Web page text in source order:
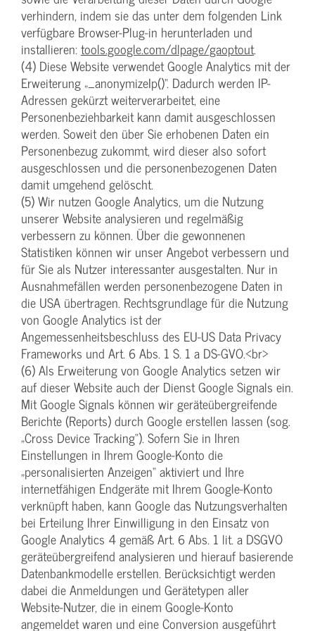
verhindern, indem sie das unter dem folgenden Link
verfügbare Browser-Plug-in herunterladen und
installieren: tools.google.com/dlpage/gaoptout.
(4) Diese Website verwendet Google Analytics mit der
Erweiterung „_anonymizeIp()“. Dadurch werden IP-
Adressen gekürzt weiterverarbeitet, eine
Personenbeziehbarkeit kann damit ausgeschlossen
werden. Soweit den über Sie erhobenen Daten ein
Personenbezug zukommt, wird dieser also sofort
ausgeschlossen und die personenbezogenen Daten
damit umgehend gelöscht.
(5) Wir nutzen Google Analytics, um die Nutzung
unserer Website analysieren und regelmäßig
verbessern zu können. Über die gewonnenen
Statistiken können wir unser Angebot verbessern und
für Sie als Nutzer interessanter ausgestalten. Nur in
Ausnahmefällen werden personenbezogene Daten in
die USA übertragen. Rechtsgrundlage für die Nutzung
von Google Analytics ist der
Angemessenheitsbeschluss des EU-US Data Privacy
Frameworks und Art. 6 Abs. 1 S. 1 a DS-GVO.<br>
(6) Als Erweiterung von Google Analytics setzen wir
auf dieser Website auch der Dienst Google Signals ein.
Mit Google Signals können wir geräteübergreifende
Berichte (Reports) durch Google erstellen lassen (sog.
„Cross Device Tracking“). Sofern Sie in Ihren
Einstellungen in Ihrem Google-Konto die
„personalisierten Anzeigen“ aktiviert und Ihre
internetfähigen Endgeräte mit Ihrem Google-Konto
verknüpft haben, kann Google das Nutzungsverhalten
bei Erteilung Ihrer Einwilligung in den Einsatz von
Google Analytics 4 gemäß Art. 6 Abs. 1 lit. a DSGVO
geräteübergreifend analysieren und hierauf basierende
Datenbankmodelle erstellen. Berücksichtigt werden
dabei die Anmeldungen und Gerätetypen aller
Website-Nutzer, die in einem Google-Konto
angemeldet waren und eine Conversion ausgeführt